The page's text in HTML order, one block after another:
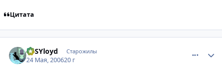
Цитата
ePSYloyd Старожилы
24 Мая, 200620 г